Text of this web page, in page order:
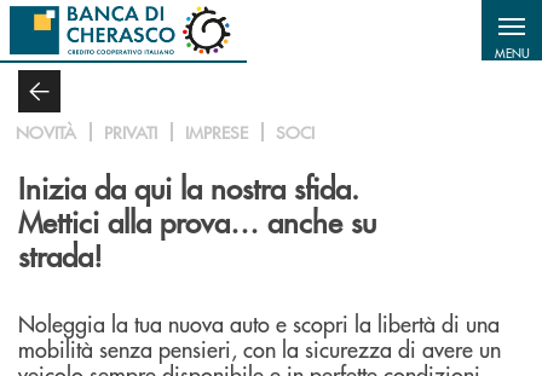
Salta al contenuto principale
MENU
NOVITÀ PRIVATI IMPRESE SOCI
Inizia da qui la nostra sfida.
Mettici alla prova… anche su
strada!
Noleggia la tua nuova auto e scopri la libertà di una
mobilità senza pensieri, con la sicurezza di avere un